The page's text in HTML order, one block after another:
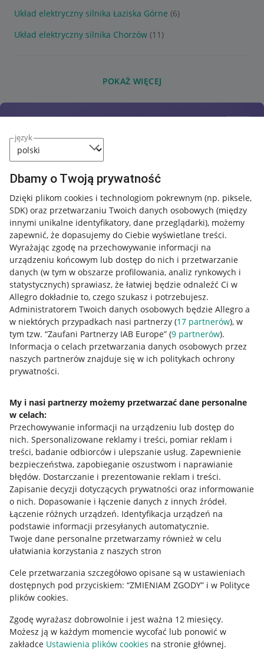
język
Dbamy o Twoją prywatność
Dzięki plikom cookies i technologiom pokrewnym (np. piksele,
SDK) oraz przetwarzaniu Twoich danych osobowych (między
innymi unikalne identyfikatory, dane przeglądarki), możemy
zapewnić, że dopasujemy do Ciebie wyświetlane treści.
Wyrażając zgodę na przechowywanie informacji na
urządzeniu końcowym lub dostęp do nich i przetwarzanie
danych (w tym w obszarze profilowania, analiz rynkowych i
statystycznych) sprawiasz, że łatwiej będzie odnaleźć Ci w
Allegro dokładnie to, czego szukasz i potrzebujesz.
Administratorem Twoich danych osobowych będzie Allegro a
w niektórych przypadkach nasi partnerzy (17 partnerów), w
tym tzw. “Zaufani Partnerzy IAB Europe” (9 partnerów).
Informacja o celach przetwarzania danych osobowych przez
naszych partnerów znajduje się w ich politykach ochrony
prywatności.
My i nasi partnerzy możemy przetwarzać dane personalne
w celach:
Przechowywanie informacji na urządzeniu lub dostęp do
nich. Spersonalizowane reklamy i treści, pomiar reklam i
treści, badanie odbiorców i ulepszanie usług. Zapewnienie
bezpieczeństwa, zapobieganie oszustwom i naprawianie
błędów. Dostarczanie i prezentowanie reklam i treści.
Zapisanie decyzji dotyczących prywatności oraz informowanie
o nich. Dopasowanie i łączenie danych z innych źródeł.
Łączenie różnych urządzeń. Identyfikacja urządzeń na
podstawie informacji przesyłanych automatycznie.
Twoje dane personalne przetwarzamy również w celu
ułatwiania korzystania z naszych stron
Cele przetwarzania szczegółowo opisane są w ustawieniach
dostępnych pod przyciskiem: “ZMIENIAM ZGODY” i w Polityce
plików cookies.
Zgodę wyrażasz dobrowolnie i jest ważna 12 miesięcy.
Możesz ją w każdym momencie wycofać lub ponowić w
zakładce Ustawienia plików cookies na stronie głównej.
Układ elektryczny silnika Łaziska Górne (6)
Układ elektryczny silnika Chorzów (11)
POKAŻ WIĘCEJ
Przydatne informacje
Jak to działa
Allegro Gadane dla sprzedających
Allegro Gadane dla kupujących
Mapa miejscowości
Informacje prawne
Regulamin
Polityka plików "cookies"
Ustawienia plików "cookies"
Udostępnianie lokalizacji
Informacje dla Aktu o Usługach Cyfrowych
Pobierz aplikację